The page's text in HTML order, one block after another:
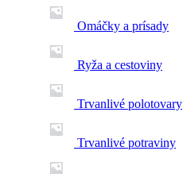
Omáčky a prísady
Ryža a cestoviny
Trvanlivé polotovary
Trvanlivé potraviny